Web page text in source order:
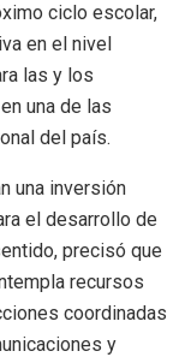
ciclo escolar,
en el nivel
las y los
una de las
del país.
una inversión
el desarrollo de
precisó que
recursos
coordinadas
y